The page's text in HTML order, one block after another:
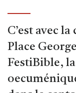
C’est avec
Place
FestiBible,